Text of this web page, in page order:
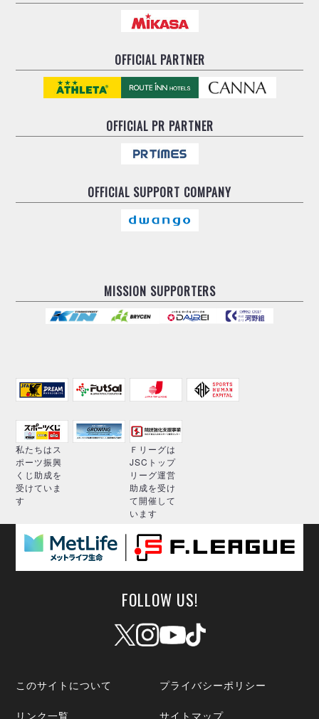
OFFICIAL PARTNER
OFFICIALPR PARTNER
OFFICIAL SUPPORT COMPANY
MISSION SUPPORTERS
私たちはス
ポーツ振興
くじ助成を
受けていま
す
Ｆリーグは
JSCトップ
リーグ運営
助成を受け
て開催して
います
FOLLOW US!
このサイトについて プライバシーポリシー
リンク一覧 サイトマップ